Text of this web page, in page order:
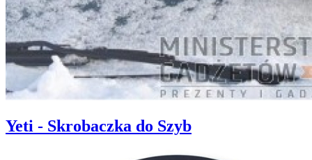
Yeti - Skrobaczka do Szyb